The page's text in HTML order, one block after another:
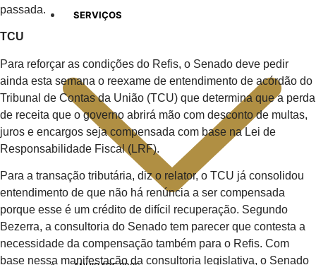
SERVIÇOS
passada.
TCU
Para reforçar as condições do Refis, o Senado deve pedir
ainda esta semana o reexame de entendimento de acórdão do
Tribunal de Contas da União (TCU) que determina que a perda
de receita que o governo abrirá mão com desconto de multas,
juros e encargos seja compensada com base na Lei de
Responsabilidade Fiscal (LRF).
Para a transação tributária, diz o relator, o TCU já consolidou
entendimento de que não há renúncia a ser compensada
porque esse é um crédito de difícil recuperação. Segundo
Bezerra, a consultoria do Senado tem parecer que contesta a
necessidade da compensação também para o Refis. Com
base nessa manifestação da consultoria legislativa, o Senado